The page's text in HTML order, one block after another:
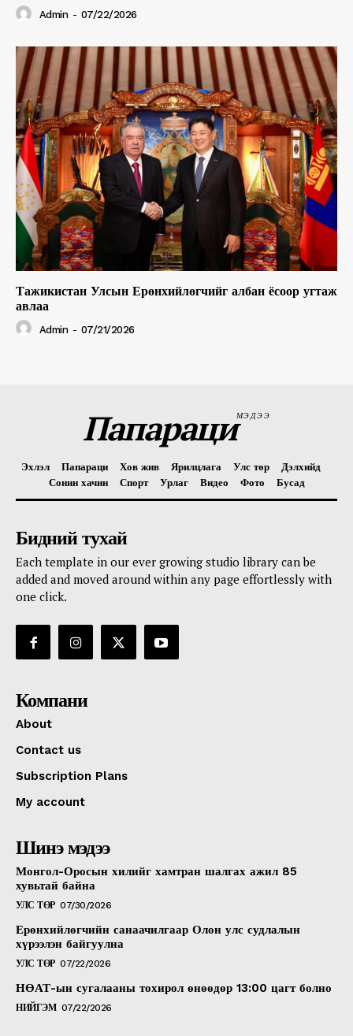
Admin - 07/22/2026
Тажикистан Улсын Ерөнхийлөгчийг албан ёсоор угтаж
авлаа
Admin - 07/21/2026
ПапарациМЭДЭЭ
Эхлэл Папараци Хов жив Ярилцлага Улс төр
Дэлхийд
Сонин хачин
Спорт Урлаг Видео Фото Бусад
Бидний тухай
Each template in our ever growing studio library can be
added and moved around within any page effortlessly with
one click.
Компани
About
Contact us
Subscription Plans
My account
Шинэ мэдээ
Монгол-Оросын хилийг хамтран шалгах ажил 85
хувьтай байна
УЛС ТӨР 07/30/2026
Ерөнхийлөгчийн санаачилгаар Олон улс судлалын
хүрээлэн байгуулна
УЛС ТӨР 07/22/2026
НӨАТ-ын сугалааны тохирол өнөөдөр 13:00 цагт болно
НИЙГЭМ 07/22/2026